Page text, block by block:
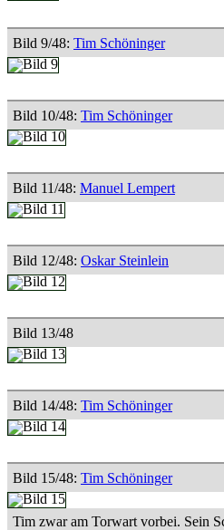
Bild 9/48: Tim Schöninger
Bild 10/48: Tim Schöninger
Bild 11/48: Manuel Lempert
Bild 12/48: Oskar Steinlein
Bild 13/48
Bild 14/48: Tim Schöninger
Bild 15/48: Tim Schöninger
Tim zwar am Torwart vorbei. Sein